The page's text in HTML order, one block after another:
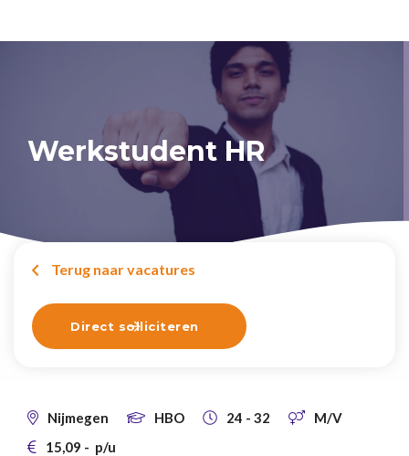
Werkstudent HR
 Terug naar vacatures
Direct solliciteren

 Nijmegen  HBO  24 - 32  M/V
 15,09 - p/u